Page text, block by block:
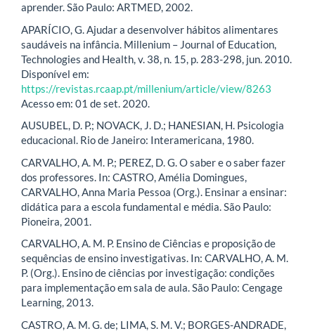
aprender. São Paulo: ARTMED, 2002.
APARÍCIO, G. Ajudar a desenvolver hábitos alimentares
saudáveis na infância. Millenium – Journal of Education,
Technologies and Health, v. 38, n. 15, p. 283-298, jun. 2010.
Disponível em:
https://revistas.rcaap.pt/millenium/article/view/8263
Acesso em: 01 de set. 2020.
AUSUBEL, D. P.; NOVACK, J. D.; HANESIAN, H. Psicologia
educacional. Rio de Janeiro: Interamericana, 1980.
CARVALHO, A. M. P.; PEREZ, D. G. O saber e o saber fazer
dos professores. In: CASTRO, Amélia Domingues,
CARVALHO, Anna Maria Pessoa (Org.). Ensinar a ensinar:
didática para a escola fundamental e média. São Paulo:
Pioneira, 2001.
CARVALHO, A. M. P. Ensino de Ciências e proposição de
sequências de ensino investigativas. In: CARVALHO, A. M.
P. (Org.). Ensino de ciências por investigação: condições
para implementação em sala de aula. São Paulo: Cengage
Learning, 2013.
CASTRO, A. M. G. de; LIMA, S. M. V.; BORGES-ANDRADE,